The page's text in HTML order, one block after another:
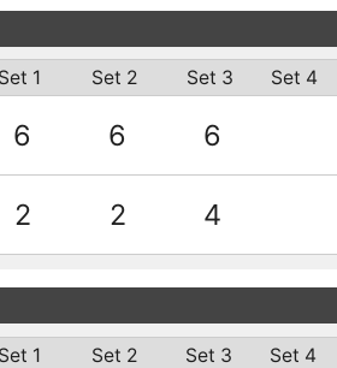
Set 1 Set 2 Set 3 Set 4
6 6 6
2 2 4
Set 1 Set 2 Set 3 Set 4